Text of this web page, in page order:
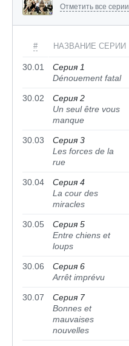
Отметить все серии
# НАЗВАНИЕ СЕРИИ
30.01
Серия 1
Dénouement fatal
30.02
Серия 2
Un seul être vous
manque
30.03
Серия 3
Les forces de la
rue
30.04
Серия 4
La cour des
miracles
30.05
Серия 5
Entre chiens et
loups
30.06
Серия 6
Arrêt imprévu
30.07
Серия 7
Bonnes et
mauvaises
nouvelles